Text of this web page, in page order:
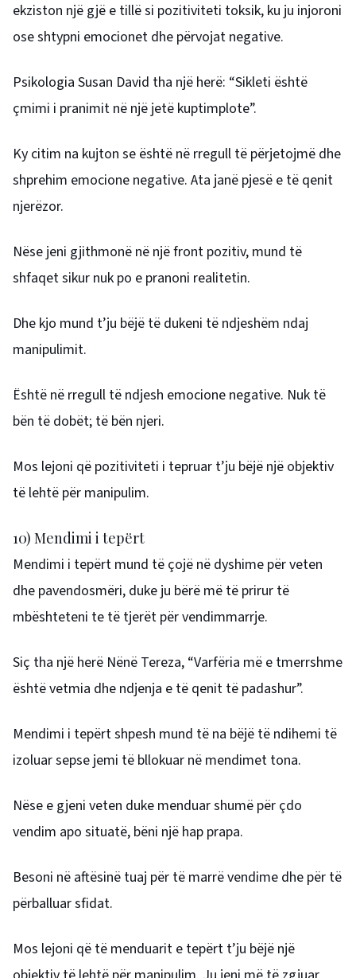
ekziston një gjë e tillë si pozitiviteti toksik, ku ju injoroni
ose shtypni emocionet dhe përvojat negative.
Psikologia Susan David tha një herë: “Sikleti është
çmimi i pranimit në një jetë kuptimplote”.
Ky citim na kujton se është në rregull të përjetojmë dhe
shprehim emocione negative. Ata janë pjesë e të qenit
njerëzor.
Nëse jeni gjithmonë në një front pozitiv, mund të
shfaqet sikur nuk po e pranoni realitetin.
Dhe kjo mund t’ju bëjë të dukeni të ndjeshëm ndaj
manipulimit.
Është në rregull të ndjesh emocione negative. Nuk të
bën të dobët; të bën njeri.
Mos lejoni që pozitiviteti i tepruar t’ju bëjë një objektiv
të lehtë për manipulim.
10) Mendimi i tepërt
Mendimi i tepërt mund të çojë në dyshime për veten
dhe pavendosmëri, duke ju bërë më të prirur të
mbështeteni te të tjerët për vendimmarrje.
Siç tha një herë Nënë Tereza, “Varfëria më e tmerrshme
është vetmia dhe ndjenja e të qenit të padashur”.
Mendimi i tepërt shpesh mund të na bëjë të ndihemi të
izoluar sepse jemi të bllokuar në mendimet tona.
Nëse e gjeni veten duke menduar shumë për çdo
vendim apo situatë, bëni një hap prapa.
Besoni në aftësinë tuaj për të marrë vendime dhe për të
përballuar sfidat.
Mos lejoni që të menduarit e tepërt t’ju bëjë një